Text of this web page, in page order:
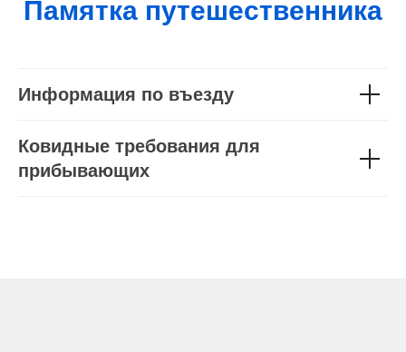
Памятка путешественника
Информация по въезду
Ковидные требования для
прибывающих